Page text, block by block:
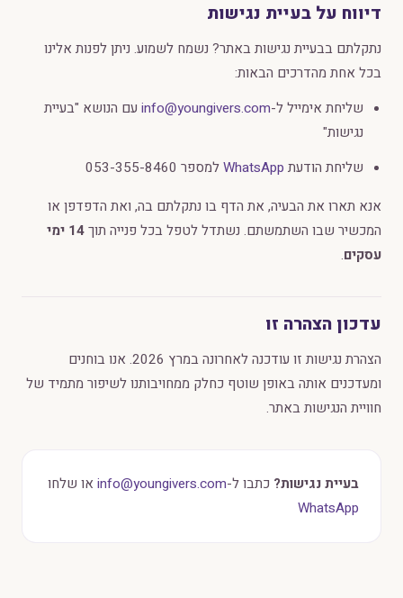
דיווח על בעיית נגישות
נתקלתם בבעיית נגישות באתר? נשמח לשמוע. ניתן לפנות אלינו
בכל אחת מהדרכים הבאות:
שליחת אימייל ל-info@youngivers.com עם הנושא "בעיית
נגישות"
שליחת הודעת WhatsAppלמספר 053-355-8460
אנא תארו את הבעיה, את הדף בו נתקלתם בה, ואת הדפדפן או
המכשיר שבו השתמשתם. נשתדל לטפל בכל פנייה תוך
14 ימי
עסקים.
עדכון הצהרה זו
הצהרת נגישות זו עודכנה לאחרונה במרץ 2026. אנו בוחנים
ומעדכנים אותה באופן שוטף כחלק ממחויבותנו לשיפור מתמיד של
חוויית הנגישות באתר.
בעיית נגישות? כתבו ל-info@youngivers.com או שלחו
WhatsApp